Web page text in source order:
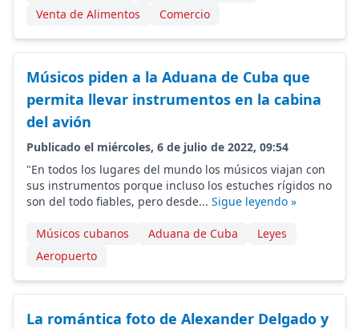
Venta de Alimentos
Comercio
Músicos piden a la Aduana de Cuba que
permita llevar instrumentos en la cabina
del avión
Publicado el miércoles, 6 de julio de 2022, 09:54
"En todos los lugares del mundo los músicos viajan con
sus instrumentos porque incluso los estuches rígidos no
son del todo fiables, pero desde... Sigue leyendo »
Músicos cubanos Aduana de Cuba
Leyes
Aeropuerto
La romántica foto de Alexander Delgado y